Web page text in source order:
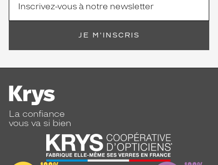
JE M'INSCRIS
La confiance
vous va si bien